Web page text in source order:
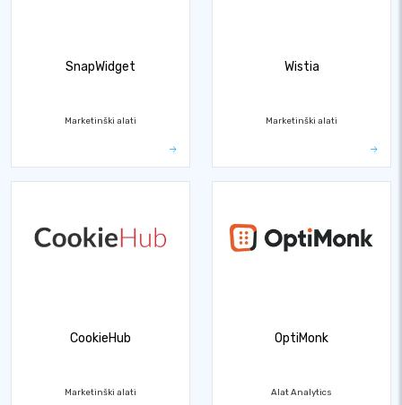
SnapWidget
Marketinški alati
Wistia
Marketinški alati
CookieHub
Marketinški alati
OptiMonk
Alat Analytics